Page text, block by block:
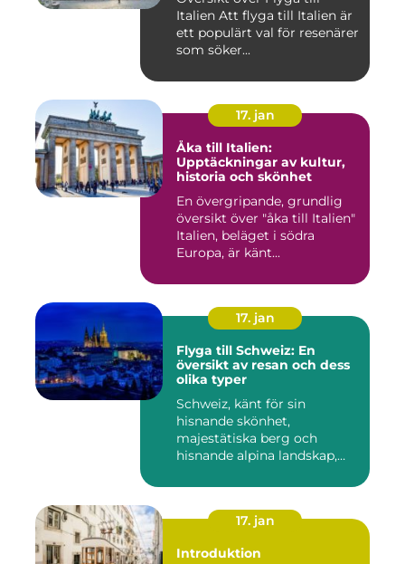
Italien Att flyga till Italien är
ett populärt val för resenärer
som söker...
17. jan
Åka till Italien:
Upptäckningar av kultur,
historia och skönhet
En övergripande, grundlig
översikt över "åka till Italien"
Italien, beläget i södra
Europa, är känt...
17. jan
Flyga till Schweiz: En
översikt av resan och dess
olika typer
Schweiz, känt för sin
hisnande skönhet,
majestätiska berg och
hisnande alpina landskap,
17. jan
Introduktion